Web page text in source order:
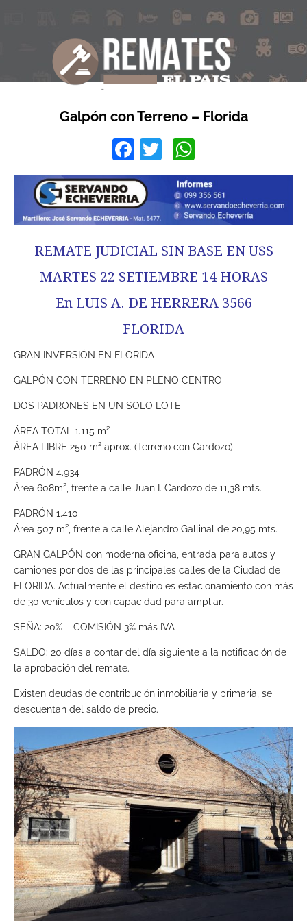
Galpón con Terreno – Florida
Facebook
Twitter
REMATE JUDICIAL SIN BASE EN U$S
MARTES 22 SETIEMBRE 14 HORAS
En LUIS A. DE HERRERA 3566
FLORIDA
GRAN INVERSIÓN EN FLORIDA
GALPÓN CON TERRENO EN PLENO CENTRO
DOS PADRONES EN UN SOLO LOTE
ÁREA TOTAL 1.115 m²
ÁREA LIBRE 250 m² aprox. (Terreno con Cardozo)
PADRÓN 4.934
Área 608m², frente a calle Juan I. Cardozo de 11,38 mts.
PADRÓN 1.410
Área 507 m², frente a calle Alejandro Gallinal de 20,95 mts.
GRAN GALPÓN con moderna oficina, entrada para autos y
camiones por dos de las principales calles de la Ciudad de
FLORIDA. Actualmente el destino es estacionamiento con más
de 30 vehículos y con capacidad para ampliar.
SEÑA: 20% – COMISIÓN 3% más IVA
SALDO: 20 días a contar del día siguiente a la notificación de
la aprobación del remate.
Existen deudas de contribución inmobiliaria y primaria, se
descuentan del saldo de precio.